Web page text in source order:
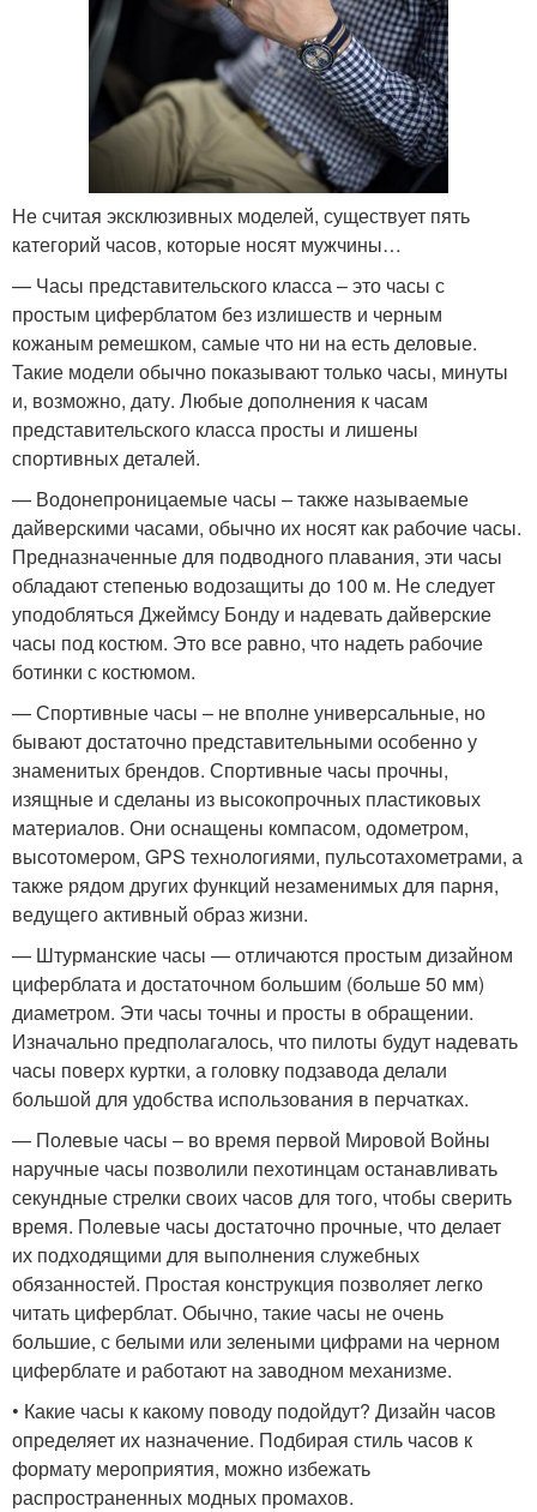
Не считая эксклюзивных моделей, существует пять
категорий часов, которые носят мужчины…
— Часы представительского класса – это часы с
простым циферблатом без излишеств и черным
кожаным ремешком, самые что ни на есть деловые.
Такие модели обычно показывают только часы, минуты
и, возможно, дату. Любые дополнения к часам
представительского класса просты и лишены
спортивных деталей.
— Водонепроницаемые часы – также называемые
дайверскими часами, обычно их носят как рабочие часы.
Предназначенные для подводного плавания, эти часы
обладают степенью водозащиты до 100 м. Не следует
уподобляться Джеймсу Бонду и надевать дайверские
часы под костюм. Это все равно, что надеть рабочие
ботинки с костюмом.
— Спортивные часы – не вполне универсальные, но
бывают достаточно представительными особенно у
знаменитых брендов. Спортивные часы прочны,
изящные и сделаны из высокопрочных пластиковых
материалов. Они оснащены компасом, одометром,
высотомером, GPS технологиями, пульсотахометрами, а
также рядом других функций незаменимых для парня,
ведущего активный образ жизни.
— Штурманские часы — отличаются простым дизайном
циферблата и достаточном большим (больше 50 мм)
диаметром. Эти часы точны и просты в обращении.
Изначально предполагалось, что пилоты будут надевать
часы поверх куртки, а головку подзавода делали
большой для удобства использования в перчатках.
— Полевые часы – во время первой Мировой Войны
наручные часы позволили пехотинцам останавливать
секундные стрелки своих часов для того, чтобы сверить
время. Полевые часы достаточно прочные, что делает
их подходящими для выполнения служебных
обязанностей. Простая конструкция позволяет легко
читать циферблат. Обычно, такие часы не очень
большие, с белыми или зелеными цифрами на черном
циферблате и работают на заводном механизме.
• Какие часы к какому поводу подойдут? Дизайн часов
определяет их назначение. Подбирая стиль часов к
формату мероприятия, можно избежать
распространенных модных промахов.